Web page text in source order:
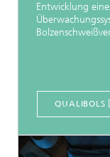
Entwicklung
QUALIBOLS